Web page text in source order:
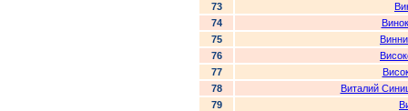
73
74
75
76
77
78
Виталий
79